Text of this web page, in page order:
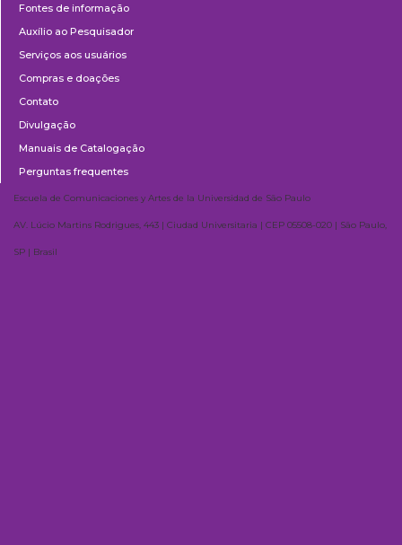
Fontes de informação
Auxílio ao Pesquisador
Serviços aos usuários
Compras e doações
Contato
Divulgação
Manuais de Catalogação
Perguntas frequentes
Escuela de Comunicaciones y Artes de la Universidad de São Paulo
AV. Lúcio Martins Rodrigues, 443 | Ciudad Universitaria | CEP 05508-020 | São Paulo,
SP | Brasil